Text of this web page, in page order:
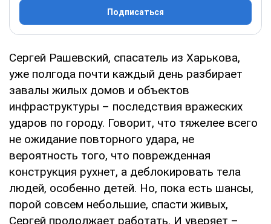
Подписаться
Сергей Рашевский, спасатель из Харькова,
уже полгода почти каждый день разбирает
завалы жилых домов и объектов
инфраструктуры – последствия вражеских
ударов по городу. Говорит, что тяжелее всего
не ожидание повторного удара, не
вероятность того, что поврежденная
конструкция рухнет, а деблокировать тела
людей, особенно детей. Но, пока есть шансы,
порой совсем небольшие, спасти живых,
Сергей продолжает работать. И уверяет –